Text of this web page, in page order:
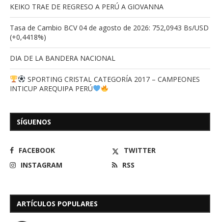
KEIKO TRAE DE REGRESO A PERÚ A GIOVANNA
Tasa de Cambio BCV 04 de agosto de 2026: 752,0943 Bs/USD
(+0,4418%)
DIA DE LA BANDERA NACIONAL
SPORTING CRISTAL CATEGORÍA 2017 – CAMPEONES
INTICUP AREQUIPA PERÚ
SÍGUENOS
FACEBOOK
TWITTER
INSTAGRAM
RSS
ARTÍCULOS POPULARES